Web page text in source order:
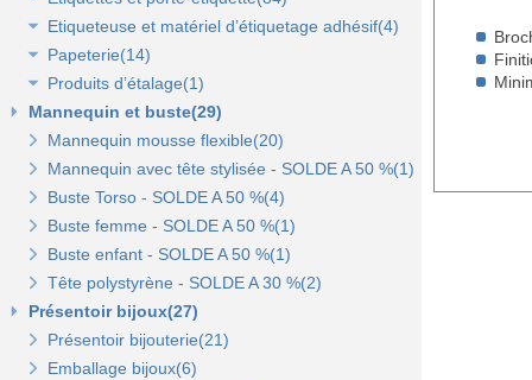
Attaches pour pistolets textile(17)
Pistolet Fasbanok et Pistolet V'Tool(14)
Liens manuels anti-vol et biodégradables(5)
Pinces crevettes(2)
Etiquettes à trou(0)
Etiquettes textile perforées(0)
Etiquettes à fil(6)
Etiquettes de prix autocollantes(11)
Etiquettes cadeaux autocollantes(11)
Etiquettes soldes et promo autocollantes(12)
Etiquettes soldes, remises et promo(9)
Etiquettes pour commerce et cartes cadeaux(15)
Porte-prix(14)
Porte-étiquette à pince et à clipser(7)
Etiqueteuse et matériel d’étiquetage adhésif(4)
Etiquettes adhésives pour étiqueteuse(2)
Étiqueteuses et rouleaux encreurs(2)
Papeterie(14)
Agrafeuse et agrafes(1)
Cartes cadeaux(2)
Scotch, stylo, post-it(11)
Produits d’étalage(1)
Epingles(1)
Fil nylon(0)
Mannequin et buste(29)
Mannequin mousse flexible(20)
Mannequin avec tête stylisée - SOLDE A 50 %(1)
Buste Torso - SOLDE A 50 %(4)
Buste femme - SOLDE A 50 %(1)
Buste enfant - SOLDE A 50 %(1)
Tête polystyrène - SOLDE A 30 %(2)
Présentoir bijoux(27)
Présentoir bijouterie(21)
Emballage bijoux(6)